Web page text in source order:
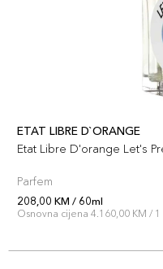
ETAT LIBRE D`ORANGE
Etat Libre D'orange Let's
Parfem
208,00 KM / 60ml
Osnovna cijena 4.160,00 KM / 1